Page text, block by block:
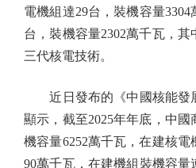
電機組達29台，裝機容量
台，裝機容量2302萬千瓦，其
三代核電技術。
近日發布的《中國核能發
顯示，截至2025年年底，中
機容量6252萬千瓦，在建核電
90萬千瓦，在建機組裝機容量